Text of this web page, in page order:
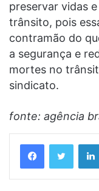
preservar vidas
trânsito, pois
contramão do
a segurança e
mortes no
sindicato.
fonte: agência